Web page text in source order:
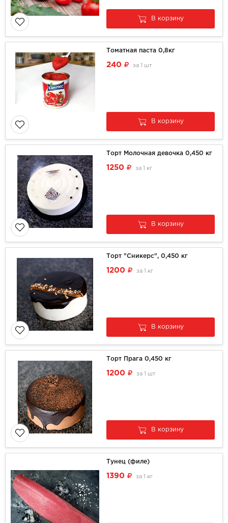
В корзину
Томатная паста 0,8кг
240 за 1 шт
В корзину
Торт Молочная девочка 0,450 кг
1250 за 1 кг
В корзину
Торт "Сникерс", 0,450 кг
1200 за 1 кг
В корзину
Торт Прага 0,450 кг
1200 за 1 шт
В корзину
Тунец (филе)
1390 за 1 кг